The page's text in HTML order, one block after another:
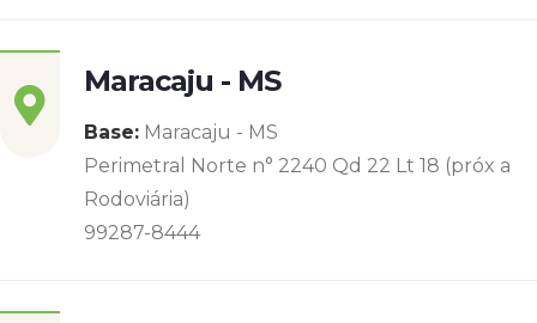
Maracaju - MS
Base: Maracaju - MS
Perimetral Norte n° 2240 Qd 22 Lt 18 (próx a
Rodoviária)
99287-8444